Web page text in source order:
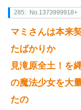
285: No.1373999918+
マミさんは本来
たばかりか
見滝原全土！を
の魔法少女を大
たの